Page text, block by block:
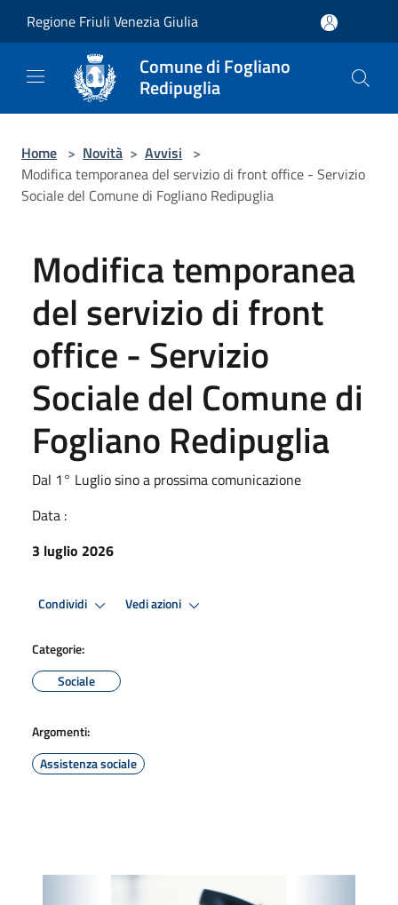
Regione Friuli Venezia Giulia
Comune di Fogliano
Redipuglia
Home > Novità > Avvisi >
Modifica temporanea del servizio di front office - Servizio
Sociale del Comune di Fogliano Redipuglia
Modifica temporanea
del servizio di front
office - Servizio
Sociale del Comune di
Fogliano Redipuglia
Dal 1° Luglio sino a prossima comunicazione
Data :
3 luglio 2026
Condividi Vedi azioni
Categorie:
Sociale
Argomenti:
Assistenza sociale